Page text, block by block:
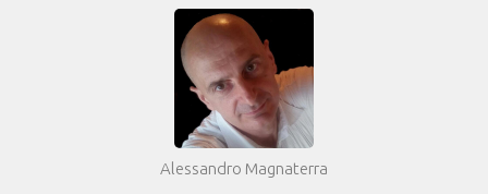
Alessandro Magnaterra